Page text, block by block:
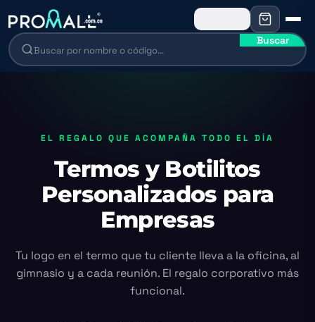
Buscar
EL REGALO QUE ACOMPAÑA TODO EL DÍA
Termos y Botilitos
Personalizados para
Empresas
Tu logo en el termo que tu cliente lleva a la oficina, al
gimnasio y a cada reunión. El regalo corporativo más
funcional.